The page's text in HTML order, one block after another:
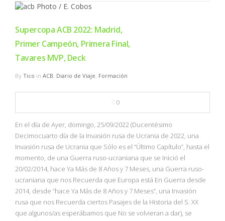
Supercopa ACB 2022: Madrid,
Primer Campeón, Primera Final,
Tavares MVP, Deck
By Tico in ACB, Diario de Viaje, Formación
0
En el día de Ayer, domingo, 25/09/2022 (Ducentésimo
Decimocuarto día de la Invasión rusa de Ucrania de 2022, una
Invasión rusa de Ucrania que Sólo es el “Último Capítulo”, hasta el
momento, de una Guerra ruso-ucraniana que se Inició el
20/02/2014, hace Ya Más de 8 Años y 7 Meses, una Guerra ruso-
ucraniana que nos Recuerda que Europa está En Guerra desde
2014, desde “hace Ya Más de 8 Años y 7 Meses”, una Invasión
rusa que nos Recuerda ciertos Pasajes de la Historia del S. XX
que algunos/as esperábamos que No se volvieran a dar), se